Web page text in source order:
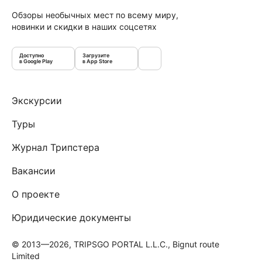
Обзоры необычных мест по всему миру,
новинки и скидки в наших соцсетях
Доступно
в Google Play
Загрузите
в App Store
Экскурсии
Туры
Журнал Трипстера
Вакансии
О проекте
Юридические документы
© 2013—2026, TRIPSGO PORTAL L.L.C., Bignut route
Limited